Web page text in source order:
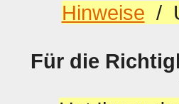
Hinweise /
Für die